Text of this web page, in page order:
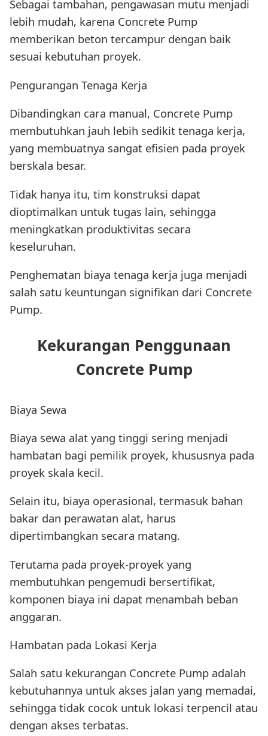
Sebagai tambahan, pengawasan mutu menjadi
lebih mudah, karena Concrete Pump
memberikan beton tercampur dengan baik
sesuai kebutuhan proyek.
Pengurangan Tenaga Kerja
Dibandingkan cara manual, Concrete Pump
membutuhkan jauh lebih sedikit tenaga kerja,
yang membuatnya sangat efisien pada proyek
berskala besar.
Tidak hanya itu, tim konstruksi dapat
dioptimalkan untuk tugas lain, sehingga
meningkatkan produktivitas secara
keseluruhan.
Penghematan biaya tenaga kerja juga menjadi
salah satu keuntungan signifikan dari Concrete
Pump.
Kekurangan Penggunaan
Concrete Pump
Biaya Sewa
Biaya sewa alat yang tinggi sering menjadi
hambatan bagi pemilik proyek, khususnya pada
proyek skala kecil.
Selain itu, biaya operasional, termasuk bahan
bakar dan perawatan alat, harus
dipertimbangkan secara matang.
Terutama pada proyek-proyek yang
membutuhkan pengemudi bersertifikat,
komponen biaya ini dapat menambah beban
anggaran.
Hambatan pada Lokasi Kerja
Salah satu kekurangan Concrete Pump adalah
kebutuhannya untuk akses jalan yang memadai,
sehingga tidak cocok untuk lokasi terpencil atau
dengan akses terbatas.